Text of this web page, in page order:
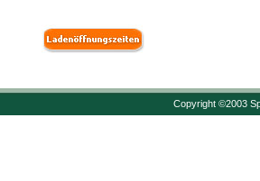
Copyright ©2003